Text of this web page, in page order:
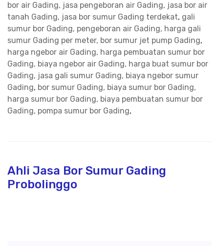
bor air Gading, jasa pengeboran air Gading, jasa bor air
tanah Gading, jasa bor sumur Gading terdekat, gali
sumur bor Gading, pengeboran air Gading, harga gali
sumur Gading per meter, bor sumur jet pump Gading,
harga ngebor air Gading, harga pembuatan sumur bor
Gading, biaya ngebor air Gading, harga buat sumur bor
Gading, jasa gali sumur Gading, biaya ngebor sumur
Gading, bor sumur Gading, biaya sumur bor Gading,
harga sumur bor Gading, biaya pembuatan sumur bor
Gading, pompa sumur bor Gading,
Ahli Jasa Bor Sumur Gading
Probolinggo